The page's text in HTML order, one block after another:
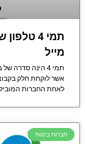
תמי 4
מייל
תמי 4 הינה
אשר לוקחת חלק
לאחת החברות
חברות ביטוח